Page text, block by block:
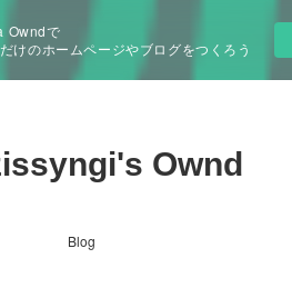
Owndで
けのホームページやブログをつくろう
Ownd
Blog